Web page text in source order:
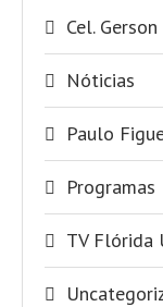
Cel.
Nóticias
Paulo
Programas
TV Flórida